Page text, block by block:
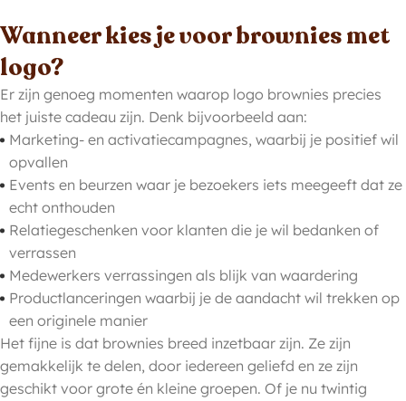
Wanneer kies je voor brownies met
logo?
Er zijn genoeg momenten waarop logo brownies precies
het juiste cadeau zijn. Denk bijvoorbeeld aan:
Marketing- en activatiecampagnes, waarbij je positief wil
opvallen
Events en beurzen waar je bezoekers iets meegeeft dat ze
echt onthouden
Relatiegeschenken voor klanten die je wil bedanken of
verrassen
Medewerkers verrassingen als blijk van waardering
Productlanceringen waarbij je de aandacht wil trekken op
een originele manier
Het fijne is dat brownies breed inzetbaar zijn. Ze zijn
gemakkelijk te delen, door iedereen geliefd en ze zijn
geschikt voor grote én kleine groepen. Of je nu twintig